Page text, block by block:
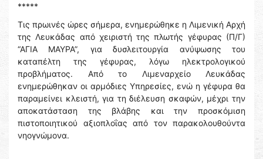
*****
Τις πρωινές ώρες σήμερα, ενημερώθηκε η Λιμενική Αρχή
της Λευκάδας από χειριστή της πλωτής γέφυρας (Π/Γ)
“ΑΓΙΑ ΜΑΥΡΑ”, για δυσλειτουργία ανύψωσης του
καταπέλτη της γέφυρας, λόγω ηλεκτρολογικού
προβλήματος. Από το Λιμεναρχείο Λευκάδας
ενημερώθηκαν οι αρμόδιες Υπηρεσίες, ενώ η γέφυρα θα
παραμείνει κλειστή, για τη διέλευση σκαφών, μέχρι την
αποκατάσταση της βλάβης και την προσκόμιση
πιστοποιητικού αξιοπλοΐας από τον παρακολουθούντα
νηογνώμονα.